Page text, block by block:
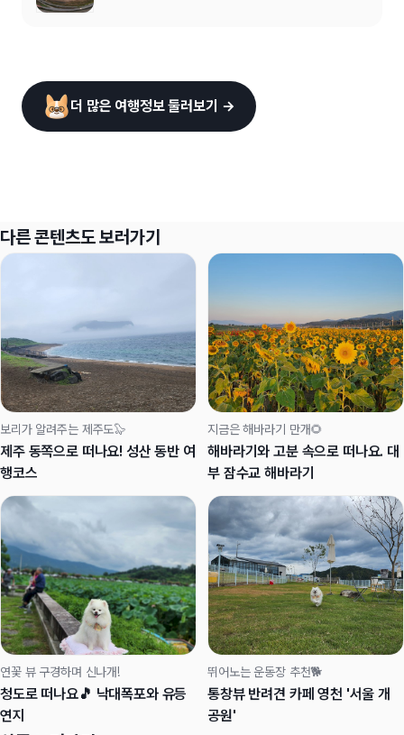
더 많은 여행정보 둘러보기 →
다른 콘텐츠도 보러가기
보리가 알려주는 제주도🦭
제주 동쪽으로 떠나요! 성산 동반 여
행코스
지금은 해바라기 만개🌻
해바라기와 고분 속으로 떠나요. 대
부 잠수교 해바라기
연꽃 뷰 구경하며 신나개!
청도로 떠나요🎵 낙대폭포와 유등
연지
뛰어노는 운동장 추천🐕
통창뷰 반려견 카페 영천 '서울 개
공원'